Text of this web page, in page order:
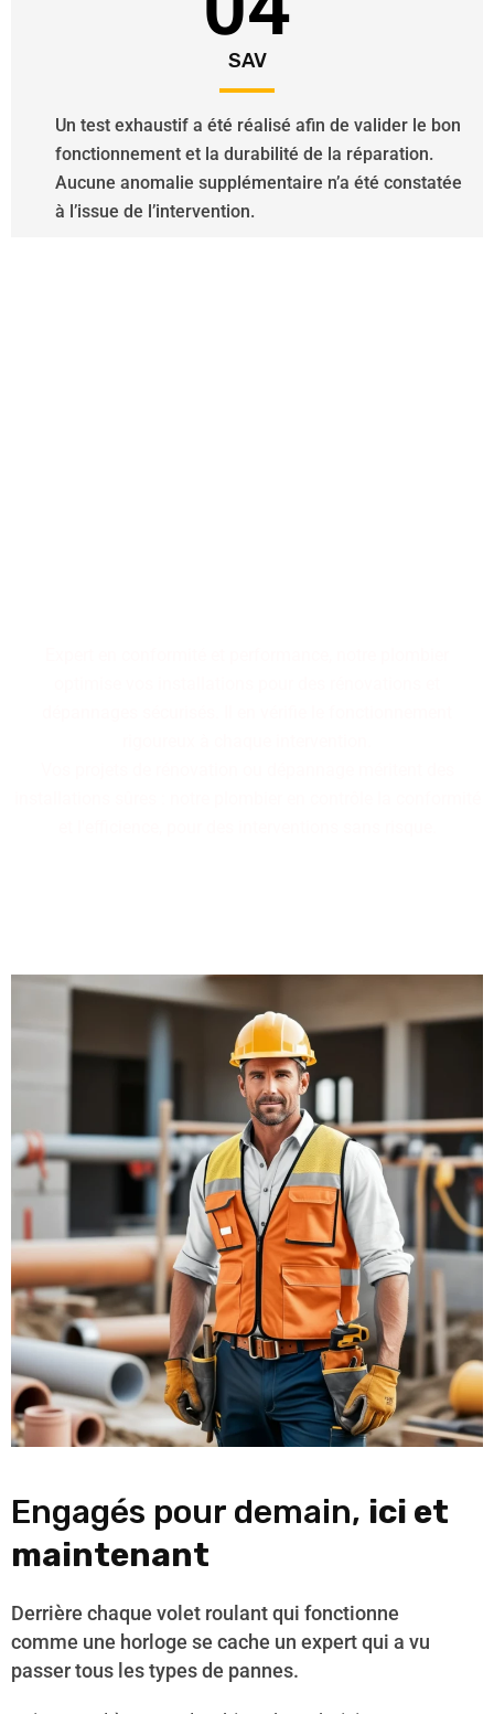
SAV
Un test exhaustif a été réalisé afin de valider le bon
fonctionnement et la durabilité de la réparation.
Aucune anomalie supplémentaire n’a été constatée
à l’issue de l’intervention.
Engagés pour demain, ici et
maintenant
Derrière chaque volet roulant qui fonctionne
comme une horloge se cache un expert qui a vu
passer tous les types de pannes.